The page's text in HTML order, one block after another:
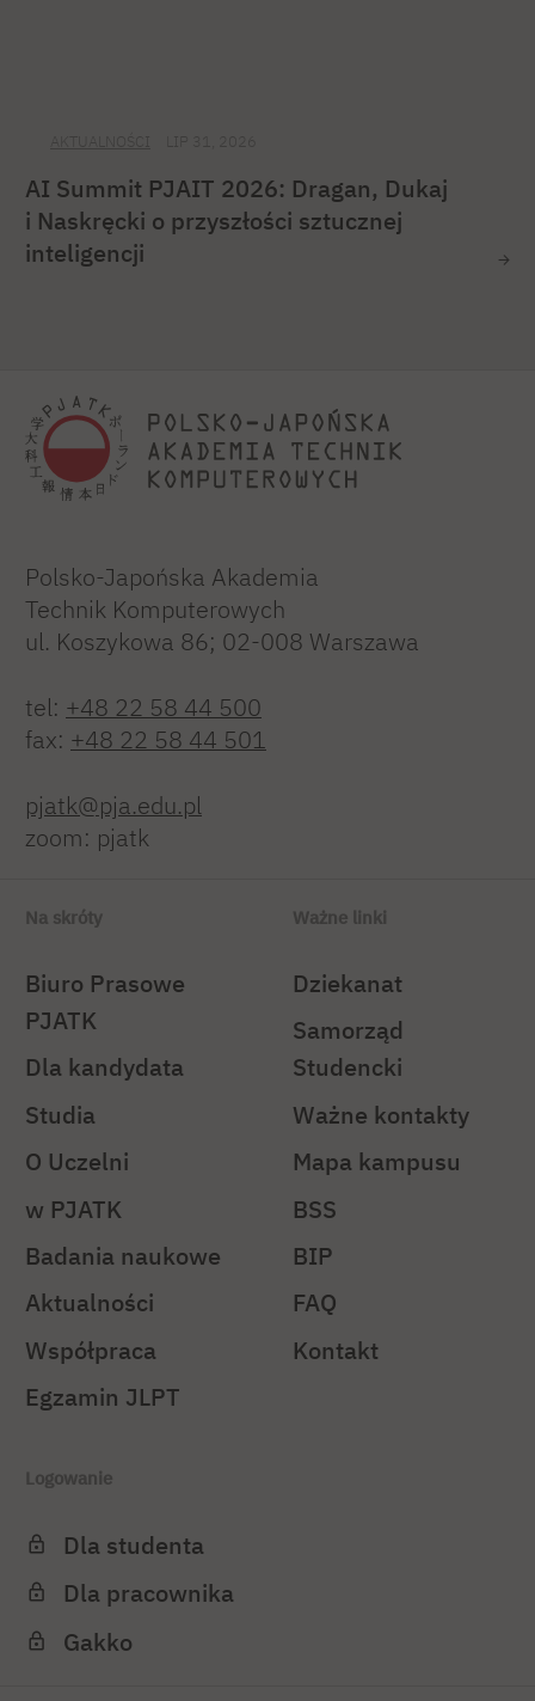
AI Summit PJAIT 2026: Dragan, Dukaj
i Naskręcki o przyszłości sztucznej
inteligencji
Polsko-Japońska Akademia
Technik Komputerowych
ul. Koszykowa 86; 02-008 Warszawa
tel: +48 22 58 44 500
fax: +48 22 58 44 501
pjatk@pja.edu.pl
zoom: pjatk
Na skróty
Biuro Prasowe
PJATK
Dla kandydata
Studia
O Uczelni
w PJATK
Badania naukowe
Aktualności
Współpraca
Egzamin JLPT
Ważne linki
Dziekanat
Samorząd
Studencki
Ważne kontakty
Mapa kampusu
BSS
BIP
FAQ
Kontakt
Logowanie
Dla studenta
Dla pracownika
Gakko